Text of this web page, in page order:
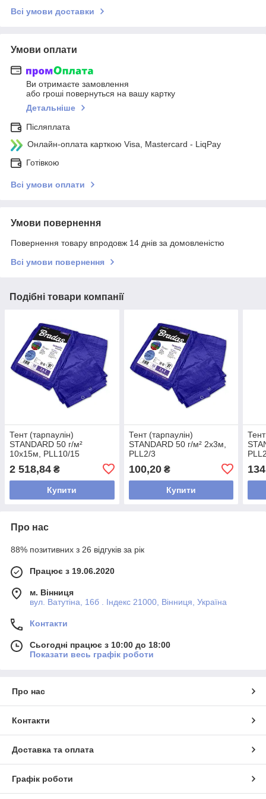
Всі умови доставки
Умови оплати
Ви отримаєте замовлення
або гроші повернуться на вашу картку
Детальніше
Післяплата
Онлайн-оплата карткою Visa, Mastercard - LiqPay
Готівкою
Всі умови оплати
Умови повернення
Повернення товару впродовж 14 днів за домовленістю
Всі умови повернення
Подібні товари компанії
Тент (тарпаулін)
STANDARD 50 г/м²
10х15м, PLL10/15
2 518,84 ₴
Купити
Тент (тарпаулін)
STANDARD 50 г/м² 2х3м,
PLL2/3
100,20₴
Купити
Про нас
88% позитивних з 26 відгуків за рік
Працює з 19.06.2020
м. Вінниця
вул. Ватутіна, 16б . Індекс 21000, Вінниця, Україна
Контакти
Сьогодні працює з 10:00 до 18:00
Показати весь графік роботи
Про нас
Контакти
Доставка та оплата
Графік роботи